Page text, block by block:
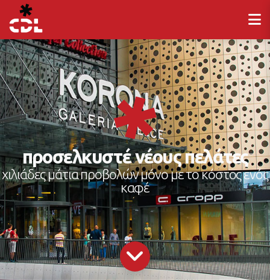
προσελκυστέ νέους πελάτες
χιλιάδες μάτια προβολών μόνο με το κόστος ενός
καφέ